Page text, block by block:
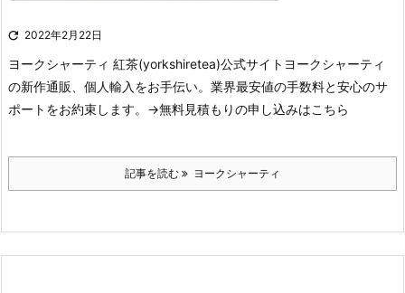
 2022年2月22日
ヨークシャーティ 紅茶(yorkshiretea)公式サイト ヨークシャーティ
の新作通販、個人輸入をお手伝い。業界最安値の手数料と安心のサ
ポートをお約束します。 →無料見積もりの申し込みはこちら
記事を読む ヨークシャーティ